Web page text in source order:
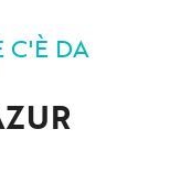
C'È DA